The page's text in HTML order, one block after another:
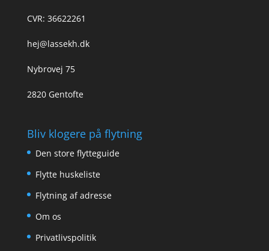
CVR: 36622261
hej@lassekh.dk
Nybrovej 75
2820 Gentofte
Bliv klogere på flytning
Den store flytteguide
Flytte huskeliste
Flytning af adresse
Om os
Privatlivspolitik